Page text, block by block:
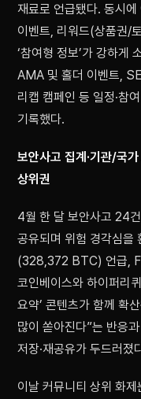
재료로 언급됐다. 동시
이벤트, 리워드(상품권/
‘참여형 정보’가 강하게
AMA 및 홀더 이벤트,
리캡 캠페인 등 일정·참
기록했다.
보안사고 집계·기관/국
상위권
4월 한 달 보안사고 24
공유되며 위험 경각심을
(328,372 BTC) 언급,
코인베이스와 하이퍼리
요약’ 콘텐츠가 함께 확
많이 쏟아진다”는 반응
저장·재공유가 두드러졌
이날 커뮤니티 상위 화제